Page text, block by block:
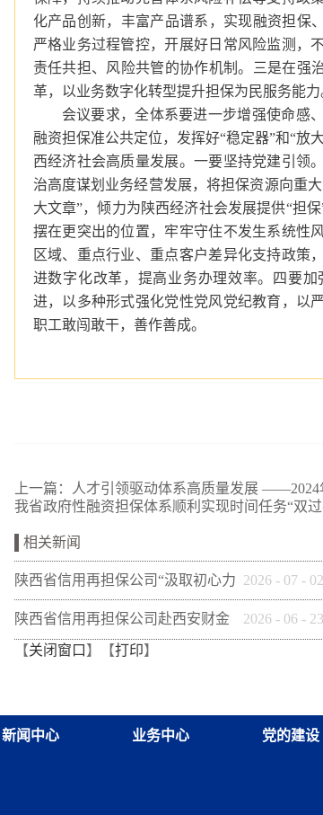
化产品创新，丰富产品谱系，实现融资担保
严格业务过程管控，开展好日常风险监测，
责任共担、风险共管的协作机制。三是在强
革，以业务数字化转型提升担保为民服务能力
会议要求，全体系要进一步增强使命感
融资担保准公共定位，发挥好“稳定器”和“放
西经济社会高质量发展。一要坚持党建引领
治高度谋划业务经营发展，将担保资源向重
大文章”，倾力为陕西经济社会发展提供“担
摆在更突出的位置，牢牢守住不发生系统性
区域、重点行业、重点客户差异化支持政策
进数字化改革，提高业务办理效率。四要
进，以多种形式强化党性党风党纪教育，以
职工敢闯敢干，善作善成。
上一篇： 人才引领驱动体系高质量发展
我省政府性融资担保体系顺利实现时间任务“双
相关新闻
陕西省信用再担保公司“汲取初心力
量 熔铸再担脊梁”全体党员专题培
训班在富平干部学院举办
2026 - 07 - 02
陕西省信用再担保公司赴西安财金
开展“筑牢党建基础 共促经济发展”
2026 - 06 - 23
【关闭窗口 】【打印】
新闻中心 业务中心 党的建设